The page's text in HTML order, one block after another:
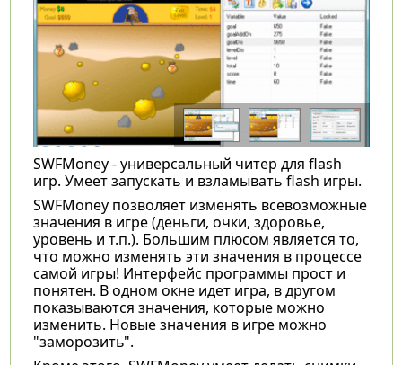
SWFMoney- универсальный читер для flash
игр. Умеет запускать и взламывать flash игры.
SWFMoneyпозволяет изменять всевозможные
значения в игре (деньги, очки, здоровье,
уровень и т.п.). Большим плюсом является то,
что можно изменять эти значения в процессе
самой игры! Интерфейс программы прост и
понятен. В одном окне идет игра, в другом
показываются значения, которые можно
изменить. Новые значения в игре можно
"заморозить".